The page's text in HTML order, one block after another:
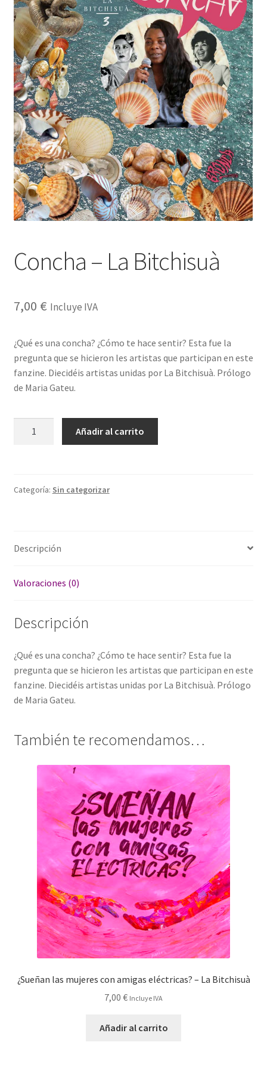
Contacta
Concha – La Bitchisuà
7,00 € Incluye IVA
¿Qué es una concha? ¿Cómo te hace sentir? Esta fue la
pregunta que se hicieron les artistas que participan en este
fanzine. Diecidéis artistas unidas por La Bitchisuà. Prólogo
de Maria Gateu.
cantidad
Añadir al carrito
Categoría: Sin categorizar
Descripción
Valoraciones (0)
Descripción
¿Qué es una concha? ¿Cómo te hace sentir? Esta fue la
pregunta que se hicieron les artistas que participan en este
fanzine. Diecidéis artistas unidas por La Bitchisuà. Prólogo
de Maria Gateu.
También te recomendamos…
¿Sueñan las mujeres con amigas eléctricas? – La Bitchisuà
7,00 € Incluye IVA
Añadir al carrito